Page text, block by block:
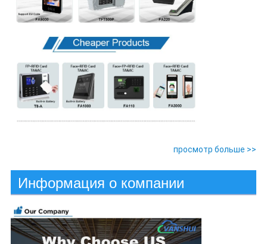
просмотр больше >>
Информация о компании